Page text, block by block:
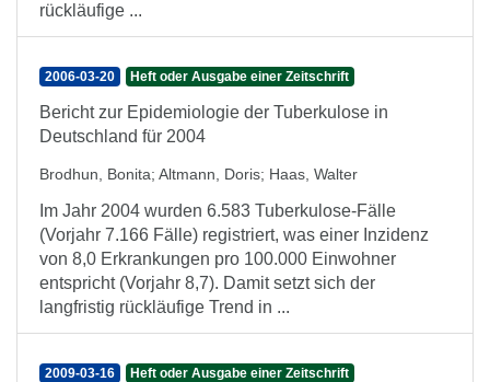
rückläufige ...
2006-03-20 Heft oder Ausgabe einer Zeitschrift
Bericht zur Epidemiologie der Tuberkulose in
Deutschland für 2004
Brodhun, Bonita; Altmann, Doris; Haas, Walter
Im Jahr 2004 wurden 6.583 Tuberkulose-Fälle
(Vorjahr 7.166 Fälle) registriert, was einer Inzidenz
von 8,0 Erkrankungen pro 100.000 Einwohner
entspricht (Vorjahr 8,7). Damit setzt sich der
langfristig rückläufige Trend in ...
2009-03-16 Heft oder Ausgabe einer Zeitschrift